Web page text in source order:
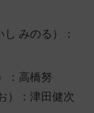
みのる）：
：高橋努
）：津田健次